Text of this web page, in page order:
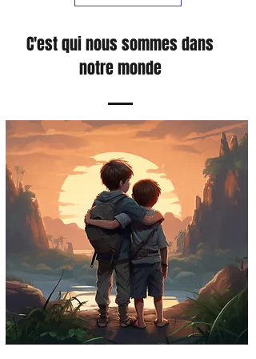
C'est qui nous sommes dans
notre monde